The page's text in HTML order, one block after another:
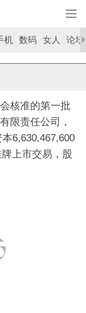
机 数码 女人 论坛
核准的第一批
限责任公司，
6,630,467,600
上市交易，股